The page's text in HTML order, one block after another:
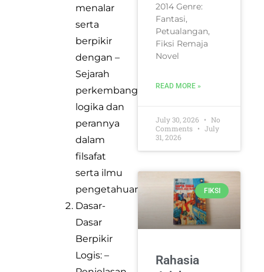
menalar
serta
berpikir
dengan –
Sejarah
perkembangan
logika dan
perannya
dalam
filsafat
serta ilmu
pengetahuan.
Dasar-
Dasar
Berpikir
Logis: –
2014 Genre:
Fantasi,
Petualangan,
Fiksi Remaja
Novel
READ MORE »
July 30, 2026
No
Comments
July
31, 2026
FIKSI
Rahasia